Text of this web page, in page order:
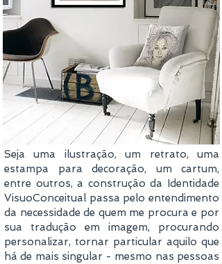
Seja uma ilustração, um retrato, uma
estampa para decoração, um cartum,
entre outros, a construção da Identidade
VisuoConceitual passa pelo entendimento
da necessidade de quem me procura e por
sua tradução em imagem, procurando
personalizar, tornar particular aquilo que
há de mais singular - mesmo nas pessoas